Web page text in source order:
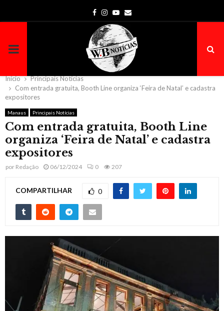
Facebook
Instagram
Youtube
Email
PRIMARY
MENU
Início
Principais Notícias
Com entrada gratuita, Booth Line organiza ‘Feira de Natal’ e cadastra
expositores
Manaus Principais Notícias
Com entrada gratuita, Booth Line
organiza ‘Feira de Natal’ e cadastra
expositores
por Redação 06/12/2024 0 207
COMPARTILHAR 0